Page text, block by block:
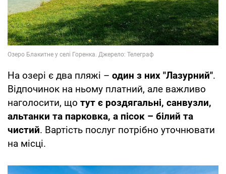
На озері є два пляжі – один з них "Лазурний".
Відпочинок на ньому платний, але важливо
наголосити, що тут є роздягальні, санвузли,
альтанки та парковка, а пісок – білий та
чистий. Вартість послуг потрібно уточнювати
на місці.